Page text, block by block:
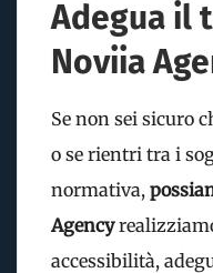
Adegua il
Noviia
Se non sei sicuro
o se rientri tra i
normativa,
Agency
accessibilità,